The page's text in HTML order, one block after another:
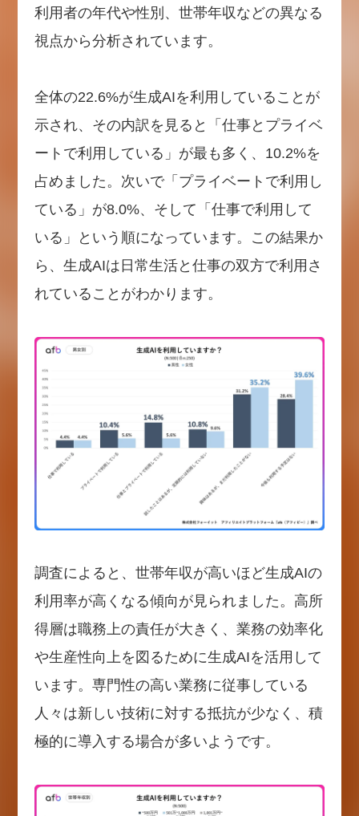
利用者の年代や性別、世帯年収などの異なる
視点から分析されています。
全体の22.6%が生成AIを利用していることが
示され、その内訳を見ると「仕事とプライベ
ートで利用している」が最も多く、10.2%を
占めました。次いで「プライベートで利用し
ている」が8.0%、そして「仕事で利用して
いる」という順になっています。この結果か
ら、生成AIは日常生活と仕事の双方で利用さ
れていることがわかります。
調査によると、世帯年収が高いほど生成AIの
利用率が高くなる傾向が見られました。高所
得層は職務上の責任が大きく、業務の効率化
や生産性向上を図るために生成AIを活用して
います。専門性の高い業務に従事している
人々は新しい技術に対する抵抗が少なく、積
極的に導入する場合が多いようです。